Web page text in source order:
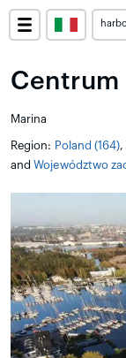
Centrum
Marina
Region: Poland (164),
andWojewództwo